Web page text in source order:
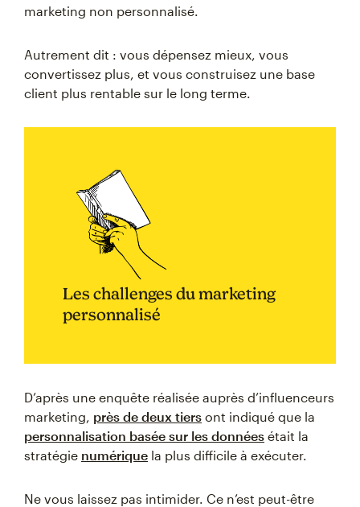
marketing non personnalisé.
Autrement dit : vous dépensez mieux, vous
convertissez plus, et vous construisez une base
client plus rentable sur le long terme.
Les challenges du marketing
personnalisé
D’après une enquête réalisée auprès d’influenceurs
marketing, près de deux tiers ont indiqué que la
personnalisation basée sur les données était la
stratégie numérique la plus difficile à exécuter.
Ne vous laissez pas intimider. Ce n’est peut-être